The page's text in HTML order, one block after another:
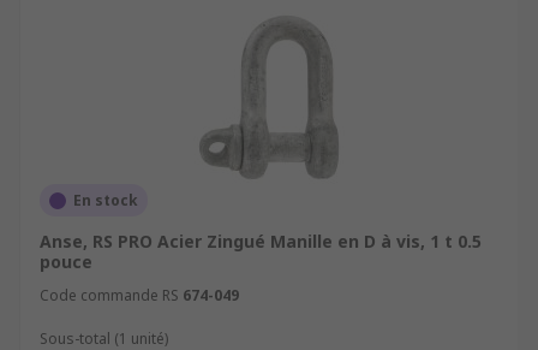
En stock
Anse, RS PRO Acier Zingué Manille en D à vis, 1 t 0.5
pouce
Code commande RS 674-049
Sous-total (1 unité)